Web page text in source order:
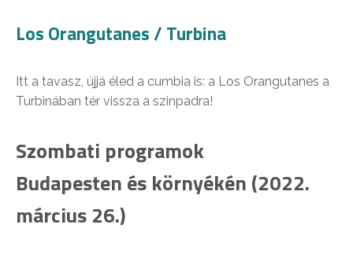
Los Orangutanes / Turbina
Itt a tavasz, újjá éled a cumbia is: a Los Orangutanes a
Turbinában tér vissza a szinpadra!
Szombati programok
Budapesten és környékén (2022.
március 26.)